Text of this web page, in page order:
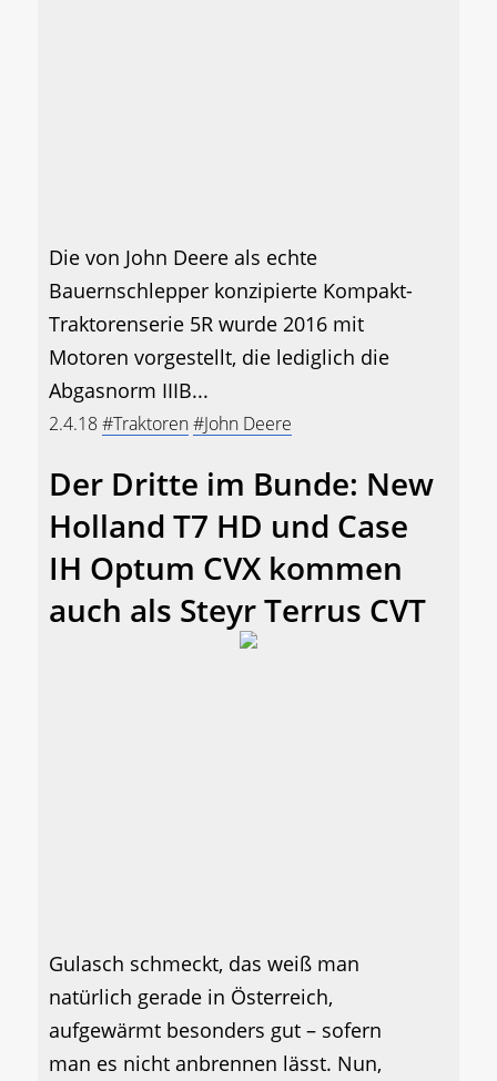
Die von John Deere als echte
Bauernschlepper konzipierte Kompakt-
Traktorenserie 5R wurde 2016 mit
Motoren vorgestellt, die lediglich die
Abgasnorm IIIB...
2.4.18#Traktoren#John Deere
Der Dritte im Bunde: New
Holland T7 HD und Case
IH Optum CVX kommen
auch als Steyr Terrus CVT
Gulasch schmeckt, das weiß man
natürlich gerade in Österreich,
aufgewärmt besonders gut – sofern
man es nicht anbrennen lässt. Nun,